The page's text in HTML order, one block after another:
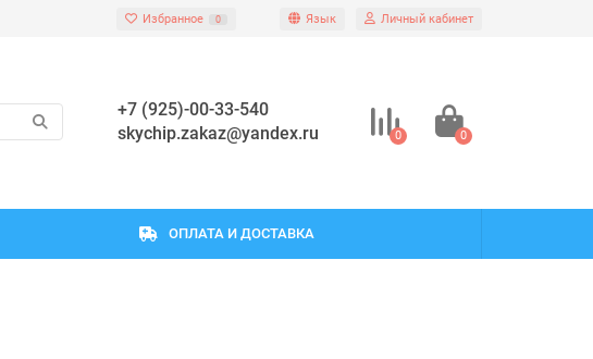
Избранное 0 Язык Личный кабинет
+7 (925)-00-33-540
skychip.zakaz@yandex.ru
0 0
ОПЛАТА И ДОСТАВКА